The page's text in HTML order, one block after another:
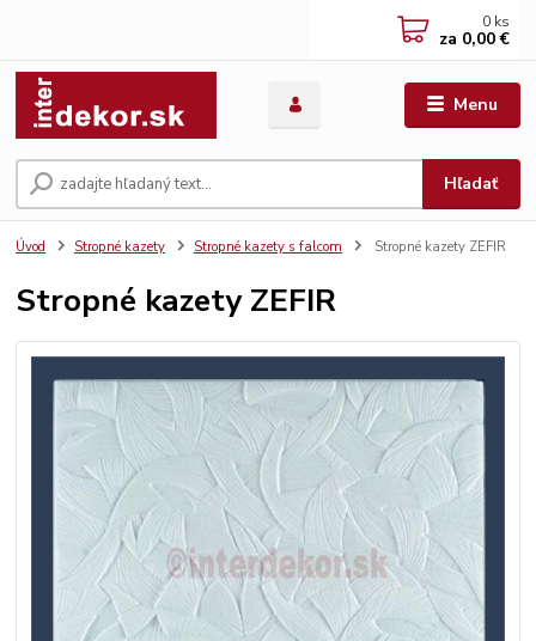
Menu
Hľadať
0 ks
za 0,00 €
Úvod Stropné kazety Stropné kazety s falcom Stropné kazety ZEFIR
Stropné kazety ZEFIR